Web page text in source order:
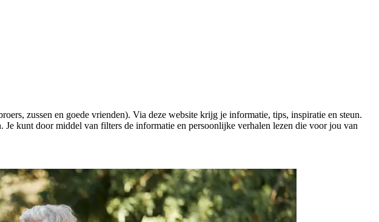
zussen en goede vrienden). Via deze website krijg je informatie, tips, inspiratie en steun.
kunt door middel van filters de informatie en persoonlijke verhalen lezen die voor jou van